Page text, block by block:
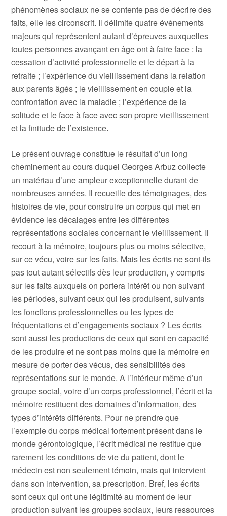
phénomènes sociaux ne se contente pas de décrire des
faits, elle les circonscrit. Il délimite quatre évènements
majeurs qui représentent autant d’épreuves auxquelles
toutes personnes avançant en âge ont à faire face : la
cessation d’activité professionnelle et le départ à la
retraite ; l’expérience du vieillissement dans la relation
aux parents âgés ; le vieillissement en couple et la
confrontation avec la maladie ; l’expérience de la
solitude et le face à face avec son propre vieillissement
et la finitude de l’existence.
Le présent ouvrage constitue le résultat d’un long
cheminement au cours duquel Georges Arbuz collecte
un matériau d’une ampleur exceptionnelle durant de
nombreuses années. Il recueille des témoignages, des
histoires de vie, pour construire un corpus qui met en
évidence les décalages entre les différentes
représentations sociales concernant le vieillissement. Il
recourt à la mémoire, toujours plus ou moins sélective,
sur ce vécu, voire sur les faits. Mais les écrits ne sont-ils
pas tout autant sélectifs dès leur production, y compris
sur les faits auxquels on portera intérêt ou non suivant
les périodes, suivant ceux qui les produisent, suivants
les fonctions professionnelles ou les types de
fréquentations et d’engagements sociaux ? Les écrits
sont aussi les productions de ceux qui sont en capacité
de les produire et ne sont pas moins que la mémoire en
mesure de porter des vécus, des sensibilités des
représentations sur le monde. A l’intérieur même d’un
groupe social, voire d’un corps professionnel, l’écrit et la
mémoire restituent des domaines d’information, des
types d’intérêts différents. Pour ne prendre que
l’exemple du corps médical fortement présent dans le
monde gérontologique, l’écrit médical ne restitue que
rarement les conditions de vie du patient, dont le
médecin est non seulement témoin, mais qui intervient
dans son intervention, sa prescription. Bref, les écrits
sont ceux qui ont une légitimité au moment de leur
production suivant les groupes sociaux, leurs ressources